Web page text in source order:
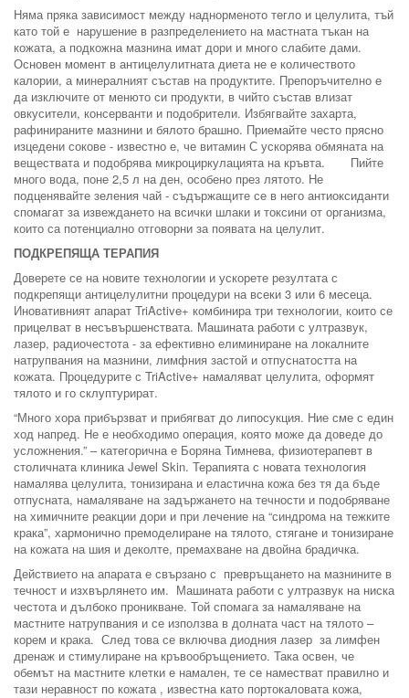
Няма пряка зависимост между наднорменото тегло и целулита, тъй
като той е нарушение в разпределението на мастната тъкан на
кожата, а подкожна мазнина имат дори и много слабите дами.
Основен момент в антицелулитната диета не е количеството
калории, а минералният състав на продуктите. Препоръчително е
да изключите от менюто си продукти, в чийто състав влизат
овкусители, консерванти и подобрители. Избягвайте захарта,
рафинираните мазнини и бялото брашно. Приемайте често прясно
изцедени сокове - известно е, че витамин С ускорява обмяната на
веществата и подобрява микроциркулацията на кръвта. Пийте
много вода, поне 2,5 л на ден, особено през лятото. Не
подценявайте зеления чай - съдържащите се в него антиоксиданти
спомагат за извеждането на всички шлаки и токсини от организма,
които са потенциално отговорни за появата на целулит.
ПОДКРЕПЯЩА ТЕРАПИЯ
Доверете се на новите технологии и ускорете резултата с
подкрепящи антицелулитни процедури на всеки 3 или 6 месеца.
Иновативният апарат TriActive+ комбинира три технологии, които се
прицелват в несъвършенствата. Машината работи с ултразвук,
лазер, радиочестота - за ефективно елиминиране на локалните
натрупвания на мазнини, лимфния застой и отпуснатостта на
кожата. Процедурите с TriActive+ намаляват целулита, оформят
тялото и го склуптурират.
“Много хора прибързват и прибягват до липосукция. Ние сме с един
ход напред. Не е необходимо операция, която може да доведе до
усложнения.” – категорична е Боряна Тимнева, физиотерапевт в
столичната клиника Jewel Skin. Терапията с новата технология
намалява целулита, тонизирана и еластична кожа без тя да бъде
отпусната, намаляване на задържането на течности и подобряване
на химичните реакции дори и при лечение на “синдрома на тежките
крака”, хармонично премоделиране на тялото, стягане и тонизиране
на кожата на шия и деколте, премахване на двойна брадичка.
Действието на апарата е свързано с превръщането на мазнините в
течност и изхвърлянето им. Машината работи с ултразвук на ниска
честота и дълбоко проникване. Той спомага за намаляване на
мастните натрупвания и се използва в долната част на тялото –
корем и крака. След това се включва диодния лазер за лимфен
дренаж и стимулиране на кръвообръщението. Така освен, че
обемът на мастните клетки е намален, те се наместват правилно и
тази неравност по кожата , известна като портокаловата кожа,